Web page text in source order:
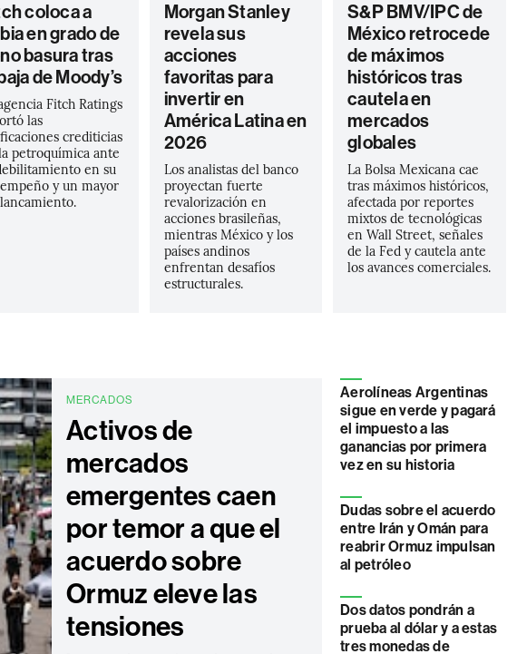
coloca a
en grado de
basura tras
de Moody’s
Fitch Ratings
las
crediticias
petroquímica ante
en su
y un mayor
Morgan Stanley
revela sus
acciones
favoritas para
invertir en
América Latina en
2026
Los analistas del banco
proyectan fuerte
revalorización en
acciones brasileñas,
mientras México y los
países andinos
enfrentan desafíos
estructurales.
S&P BMV/IPC de
México retrocede
de máximos
históricos tras
cautela en
mercados
globales
La Bolsa Mexicana cae
tras máximos históricos,
afectada por reportes
mixtos de tecnológicas
en Wall Street, señales
de la Fed y cautela ante
los avances comerciales.
MERCADOS
Activos de
mercados
emergentes caen
por temor a que el
acuerdo sobre
Ormuz eleve las
tensiones
Aerolíneas Argentinas
sigue en verde y pagará
el impuesto a las
ganancias por primera
vez en su historia
Dudas sobre el acuerdo
entre Irán y Omán para
reabrir Ormuz impulsan
al petróleo
Dos datos pondrán a
prueba al dólar y a estas
tres monedas de